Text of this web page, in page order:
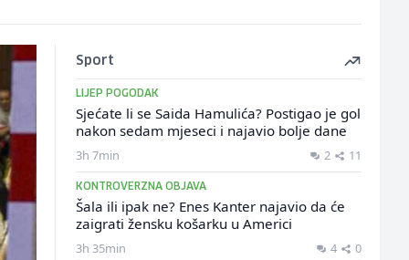
Sport
LIJEP POGODAK
Sjećate li se Saida Hamulića? Postigao je gol
nakon sedam mjeseci i najavio bolje dane
3h 7min 2 11
KONTROVERZNA OBJAVA
Šala ili ipak ne? Enes Kanter najavio da će
zaigrati žensku košarku u Americi
3h 35min 4 0